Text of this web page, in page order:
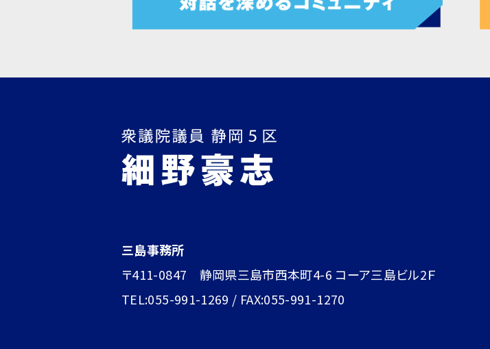
三島事務所
〒411-0847 静岡県三島市西本町4-6 コーア三島ビル2Ｆ
TEL:055-991-1269 / FAX:055-991-1270